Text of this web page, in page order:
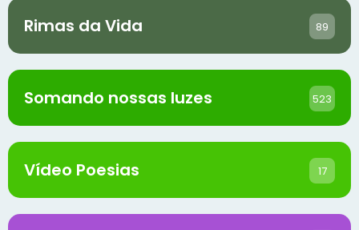
Rimas da Vida 89
Somando nossas luzes 523
Vídeo Poesias 17